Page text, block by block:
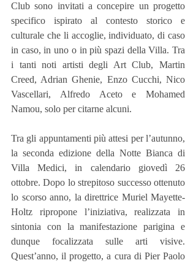
Club sono invitati a concepire un progetto
specifico ispirato al contesto storico e
culturale che li accoglie, individuato, di caso
in caso, in uno o in più spazi della Villa. Tra
i tanti noti artisti degli Art Club, Martin
Creed, Adrian Ghenie, Enzo Cucchi, Nico
Vascellari, Alfredo Aceto e Mohamed
Namou, solo per citarne alcuni.
Tra gli appuntamenti più attesi per l’autunno,
la seconda edizione della Notte Bianca di
Villa Medici, in calendario giovedì 26
ottobre. Dopo lo strepitoso successo ottenuto
lo scorso anno, la direttrice Muriel Mayette-
Holtz ripropone l’iniziativa, realizzata in
sintonia con la manifestazione parigina e
dunque focalizzata sulle arti visive.
Quest’anno, il progetto, a cura di Pier Paolo